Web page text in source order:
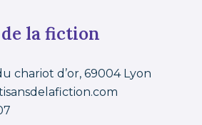
la fiction
chariot d’or, 69004 Lyon